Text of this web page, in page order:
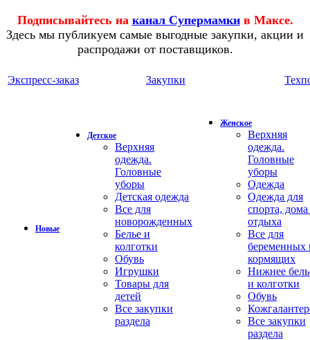
Подписывайтесь на канал Супермамки в Максе.
Здесь мы публикуем самые выгодные закупки, акции и
распродажи от поставщиков.
Экспресс-заказ Закупки
Новые
Детское
Верхняя
одежда.
Головные
уборы
Детская одежда
Все для
новорожденных
Белье и
колготки
Обувь
Игрушки
Товары для
детей
Все закупки
раздела
Женское
Верхняя
одежда.
Головные
уборы
Одежда
Одежда для
спорта,
отдыха
Все для
беременных
кормящих
Нижнее
и колготки
Обувь
Все закупки
раздела